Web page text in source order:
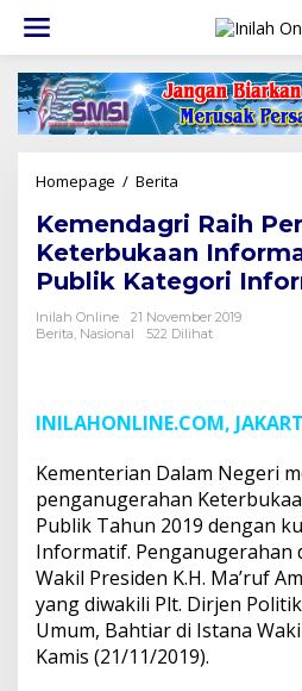
konten
Homepage / Berita
Keterbukaan
Informasi
Badan
Publik
Kategori
Kemendagri Raih
Keterbukaan
Publik Kategori
Inilah Online
21 November 2019
Berita Nasional 522 Dilihat
INILAHONLINE.COM,
Kementerian Dalam Negeri
penganugerahan
Publik Tahun 2019 dengan
Informatif. Penganugerahan
Wakil Presiden K.H. Ma’ruf
yang diwakili Plt. Dirjen
Umum, Bahtiar di Istana
Kamis (21/11/2019).